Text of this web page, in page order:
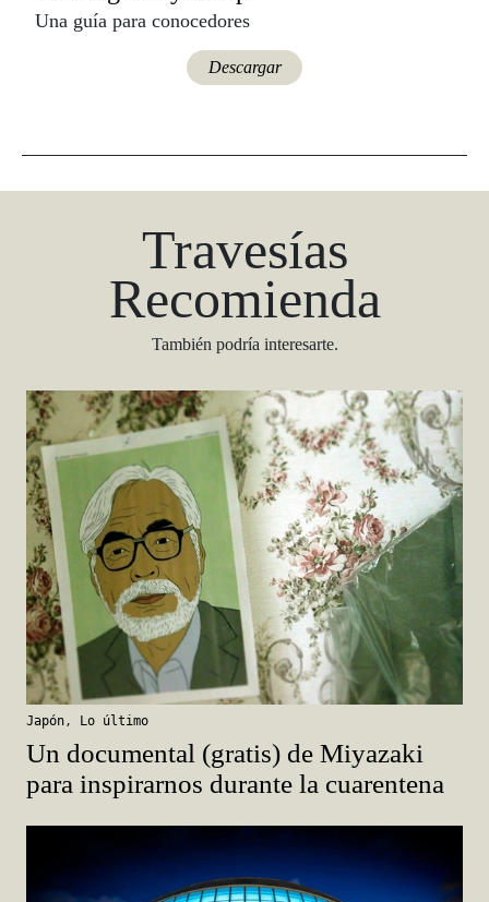
Una guía para conocedores
Descargar
Travesías
Recomienda
También podría interesarte.
Japón, Lo último
Un documental (gratis) de Miyazaki
para inspirarnos durante la cuarentena